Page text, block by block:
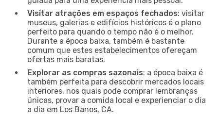
Visitar atrações em espaços fechados: visitar
museus, galerias e edifícios históricos é o plano
perfeito para quando o tempo não é o melhor.
Durante a época baixa, também é bastante
comum que estes estabelecimentos ofereçam
ofertas mais baratas.
Explorar as compras sazonais: a época baixa é
também perfeita para descobrir mercados locais
interiores, nos quais pode comprar lembranças
únicas, provar a comida local e experienciar o dia
a dia em Los Banos, CA.